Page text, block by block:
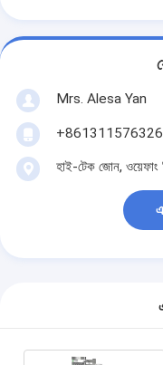
Mrs. Alesa Yan
হাই-টেক জোন, ওয়েফাং